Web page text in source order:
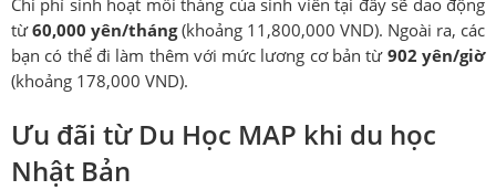
từ60,000 yên/tháng(khoảng 11,800,000 VND). Ngoài ra, các
bạn có thể đi làm thêm với mức lương cơ bản từ 902 yên/giờ
(khoảng 178,000 VND).
Ưu đãi từ Du Học MAP khi du học
Nhật Bản